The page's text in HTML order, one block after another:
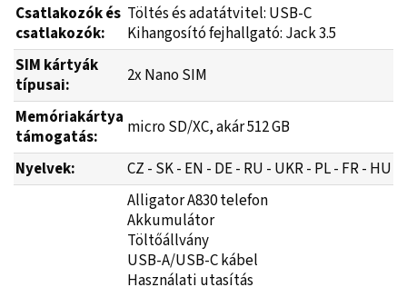
Csatlakozók és
csatlakozók:
Töltés és adatátvitel: USB-C
Kihangosító fejhallgató: Jack 3.5
SIM kártyák
típusai:
2x Nano SIM
Memóriakártya
támogatás:
micro SD/XC, akár 512 GB
Nyelvek:
CZ - SK - EN - DE - RU - UKR - PL - FR - HU
Alligator A830 telefon
Akkumulátor
Töltőállvány
USB-A/USB-C kábel
Használati utasítás